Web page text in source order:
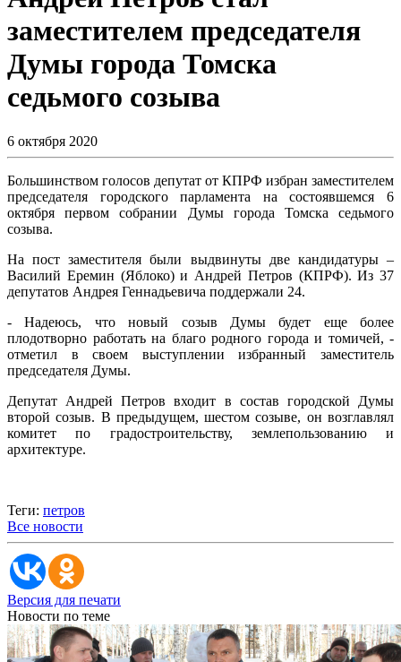
заместителем председателя
Думы города Томска
седьмого созыва
6 октября 2020
Большинством голосов депутат от КПРФ избран заместителем
председателя городского парламента на состоявшемся 6
октября первом собрании Думы города Томска седьмого
созыва.
На пост заместителя были выдвинуты две кандидатуры –
Василий Еремин (Яблоко) и Андрей Петров (КПРФ). Из 37
депутатов Андрея Геннадьевича поддержали 24.
- Надеюсь, что новый созыв Думы будет еще более
плодотворно работать на благо родного города и томичей, -
отметил в своем выступлении избранный заместитель
председателя Думы.
Депутат Андрей Петров входит в состав городской Думы
второй созыв. В предыдущем, шестом созыве, он возглавлял
комитет по градостроительству, землепользованию и
архитектуре.
Теги: петров
Все новости
Версия для печати
Новости по теме